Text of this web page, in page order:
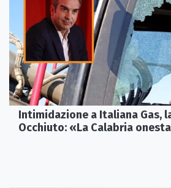
Intimidazione a Italiana Gas,
Occhiuto: «La Calabria